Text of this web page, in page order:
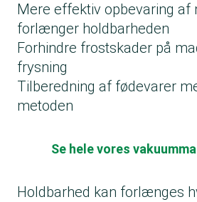
Mere effektiv opbevaring af
forlænger holdbarheden
Forhindre frostskader på
frysning
Tilberedning af fødevarer
metoden
Se hele vores
Holdbarhed kan forlænges